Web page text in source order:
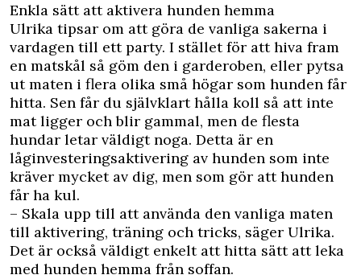
Enkla sätt att aktivera hunden hemma
Ulrika tipsar om att göra de vanliga sakerna i
vardagen till ett party. I stället för att hiva fram
en matskål så göm den i garderoben, eller pytsa
ut maten i flera olika små högar som hunden får
hitta. Sen får du självklart hålla koll så att inte
mat ligger och blir gammal, men de flesta
hundar letar väldigt noga. Detta är en
låginvesteringsaktivering av hunden som inte
kräver mycket av dig, men som gör att hunden
får ha kul.
– Skala upp till att använda den vanliga maten
till aktivering, träning och tricks, säger Ulrika.
Det är också väldigt enkelt att hitta sätt att leka
med hunden hemma från soffan.